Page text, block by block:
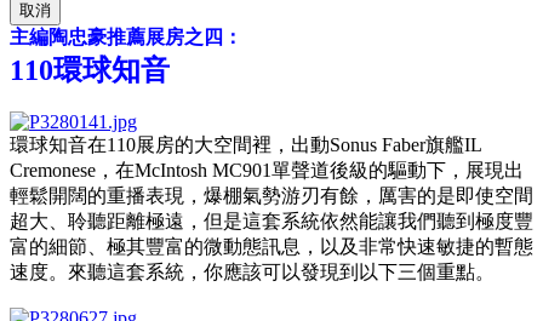
取消
主編陶忠豪推薦展房之四：
110環球知音
環球知音在110展房的大空間裡，出動Sonus Faber旗艦IL
Cremonese，在McIntosh MC901單聲道後級的驅動下，展現出
輕鬆開闊的重播表現，爆棚氣勢游刃有餘，厲害的是即使空間
超大、聆聽距離極遠，但是這套系統依然能讓我們聽到極度豐
富的細節、極其豐富的微動態訊息，以及非常快速敏捷的暫態
速度。來聽這套系統，你應該可以發現到以下三個重點。